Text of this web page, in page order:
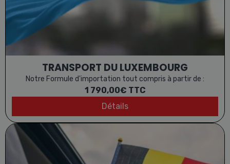
TRANSPORT DU LUXEMBOURG
Notre Formule d'importation tout compris à partir de :
1 790,00€ TTC
Détails